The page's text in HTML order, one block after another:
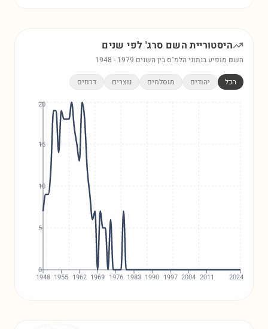
היסטוריית השם סרג' לפי שנים
השם מופיע בנתוני הלמ"ס בין השנים 1948 - 1979
הכל יהודים מוסלמים נוצרים דרוזים
1948 1955 1962 1969 1976 1983 1990 1997 2004 2011 2024
0
5
10
15
20